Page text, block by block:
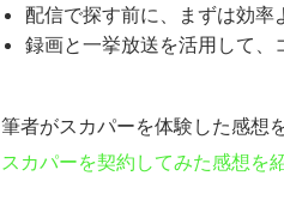
配信で探す前に、まずは効率
録画と一挙放送を活用して
筆者がスカパーを体験した感想
スカパーを契約してみた感想を